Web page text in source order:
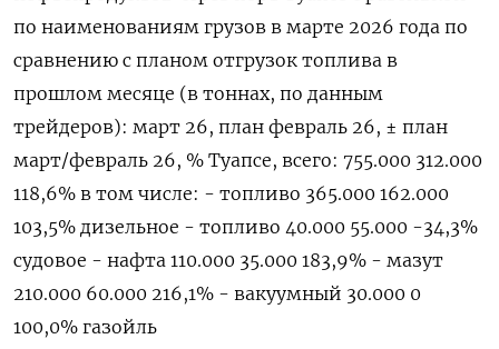
по наименованиям ​грузов в ⁠марте 2026 года по
сравнению с планом отгрузок ‌топлива в
прошлом месяце (в тоннах, ‌по данным
трейдеров): март 26, план февраль 26, ± план
март/февраль 26, % Туапсе, ​всего: 755.000 312.000
118,6% в том числе: - топливо 365.000 162.000
103,5% дизельное - топливо 40.000 55.000 -34,3%
судовое - ‌нафта 110.000 35.000 183,9% - мазут
210.000 60.000 216,1% - вакуумный 30.000 0
100,0% газойль